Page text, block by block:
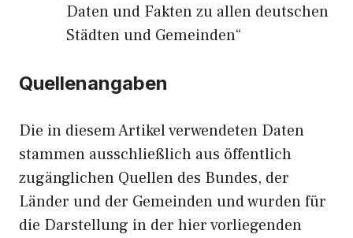
Daten und Fakten zu allen deutschen
Städten und Gemeinden“
Quellenangaben
Die in diesem Artikel verwendeten Daten
stammen ausschließlich aus öffentlich
zugänglichen Quellen des Bundes, der
Länder und der Gemeinden und wurden für
die Darstellung in der hier vorliegenden